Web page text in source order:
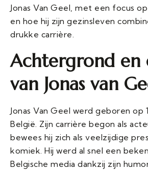
Jonas Van Geel, met een focus
en hoe hij zijn gezinsleven
drukke carrière.
Achtergrond en
van Jonas van
Jonas Van Geel werd geboren op
België. Zijn carrière begon als
bewees hij zich als veelzijdige
komiek. Hij werd al snel een
Belgische media dankzij zijn